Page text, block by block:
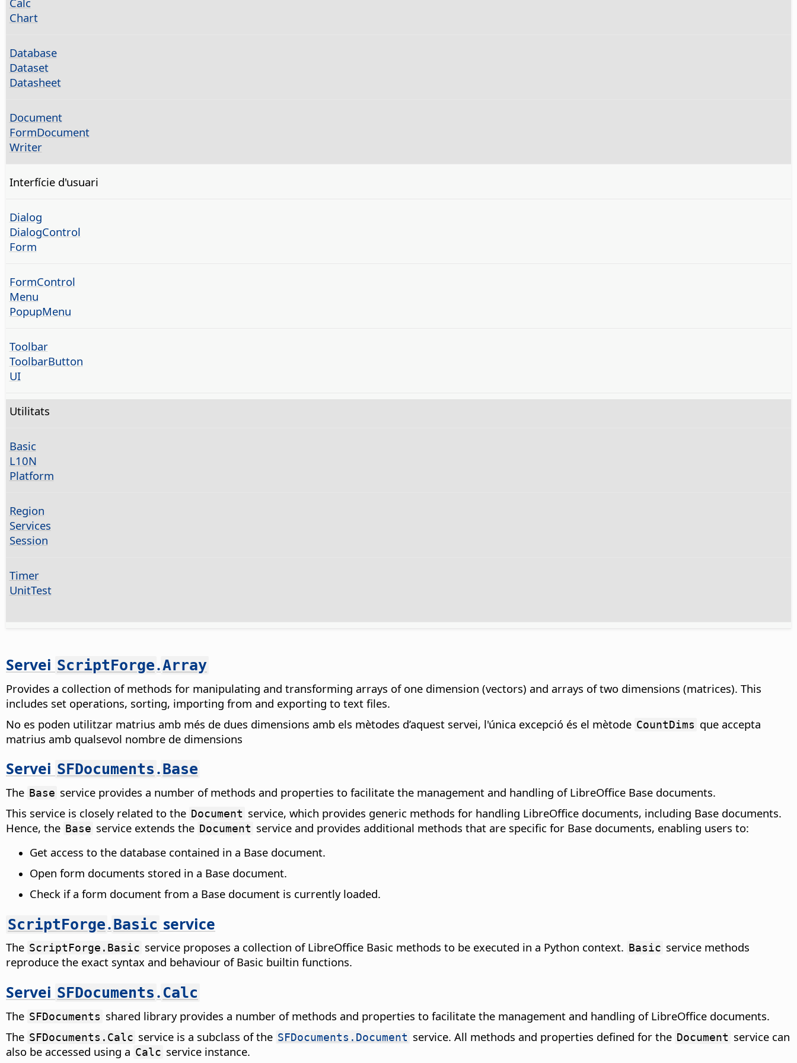
Chart
Database
Dataset
Datasheet
Document
FormDocument
Writer
Interfície d'usuari
Dialog
DialogControl
Form
FormControl
Menu
PopupMenu
Toolbar
ToolbarButton
UI
Utilitats
Basic
L10N
Platform
Region
Services
Session
Timer
UnitTest
Servei ScriptForge.Array
Provides a collection of methods for manipulating and transforming arrays of one dimension (vectors) and arrays of two dimensions (matrices). This
includes set operations, sorting, importing from and exporting to text files.
No es poden utilitzar matrius amb més de dues dimensions amb els mètodes d’aquest servei, l'única excepció és el mètode CountDims que accepta
matrius amb qualsevol nombre de dimensions
Servei SFDocuments .Base
The Base service provides a number of methods and properties to facilitate the management and handling of LibreOffice Base documents.
This service is closely related to the Document service, which provides generic methods for handling LibreOffice documents, including Base documents.
Hence, the Base service extends the Document service and provides additional methods that are specific for Base documents, enabling users to:
Get access to the database contained in a Base document.
Open form documents stored in a Base document.
Check if a form document from a Base document is currently loaded.
ScriptForge.Basic service
The ScriptForge.Basic service proposes a collection of LibreOffice Basic methods to be executed in a Python context. Basic service methods
reproduce the exact syntax and behaviour of Basic builtin functions.
Servei SFDocuments .Calc
The SFDocuments shared library provides a number of methods and properties to facilitate the management and handling of LibreOffice documents.
The SFDocuments.Calc service is a subclass of the SFDocuments.Document service. All methods and properties defined for the Document service can
also be accessed using a Calc service instance.